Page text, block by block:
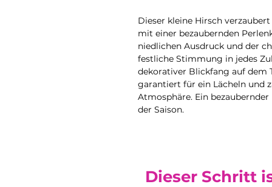
Dieser kleine Hirsch
mit einer bezaubernden
niedlichen Ausdruck und der
festliche Stimmung in jedes
dekorativer Blickfang auf dem
garantiert für ein Lächeln und
Atmosphäre. Ein
der Saison.
Dieser Schritt